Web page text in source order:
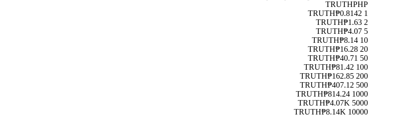
TRUTHPHP
1 TRUTH
₱0.8142
2 TRUTH
₱1.63
5 TRUTH
₱4.07
10 TRUTH
₱8.14
20 TRUTH
₱16.28
50 TRUTH
₱40.71
100 TRUTH
₱81.42
200 TRUTH
₱162.85
500 TRUTH
₱407.12
1000 TRUTH
₱814.24
5000 TRUTH
₱4.07K
10000 TRUTH
₱8.14K